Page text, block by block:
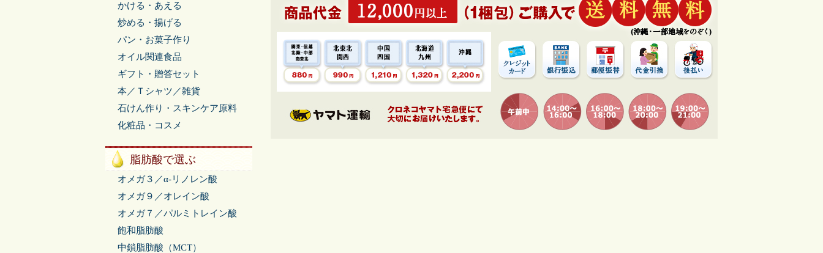
かける・あえる
炒める・揚げる
パン・お菓子作り
オイル関連食品
ギフト・贈答セット
本／Ｔシャツ／雑貨
石けん作り・スキンケア原料
化粧品・コスメ
脂肪酸で選ぶ
オメガ３／α-リノレン酸
オメガ９／オレイン酸
オメガ７／パルミトレイン酸
飽和脂肪酸
中鎖脂肪酸（MCT）